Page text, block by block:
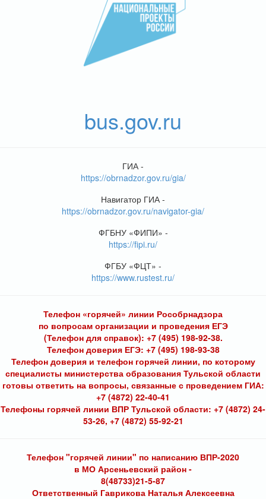
bus.gov.ru
ГИА -
https://obrnadzor.gov.ru/gia/
Навигатор ГИА -
https://obrnadzor.gov.ru/navigator-gia/
ФГБНУ «ФИПИ» -
https://fipi.ru/
ФГБУ «ФЦТ» -
https://www.rustest.ru/
Телефон «горячей» линии Рособрнадзора
по вопросам организации и проведения ЕГЭ
(Телефон для справок): +7 (495) 198-92-38.
Телефон доверия ЕГЭ: +7 (495) 198-93-38
Телефон доверия и телефон горячей линии, по которому
специалисты министерства образования Тульской области
готовы ответить на вопросы, связанные с проведением ГИА:
+7 (4872) 22-40-41
Телефоны горячей линии ВПР Тульской области: +7 (4872) 24-
53-26, +7 (4872) 55-92-21
Телефон "горячей линии" по написанию ВПР-2020
в МО Арсеньевский район -
8(48733)21-5-87
Ответственный Гаврикова Наталья Алексеевна